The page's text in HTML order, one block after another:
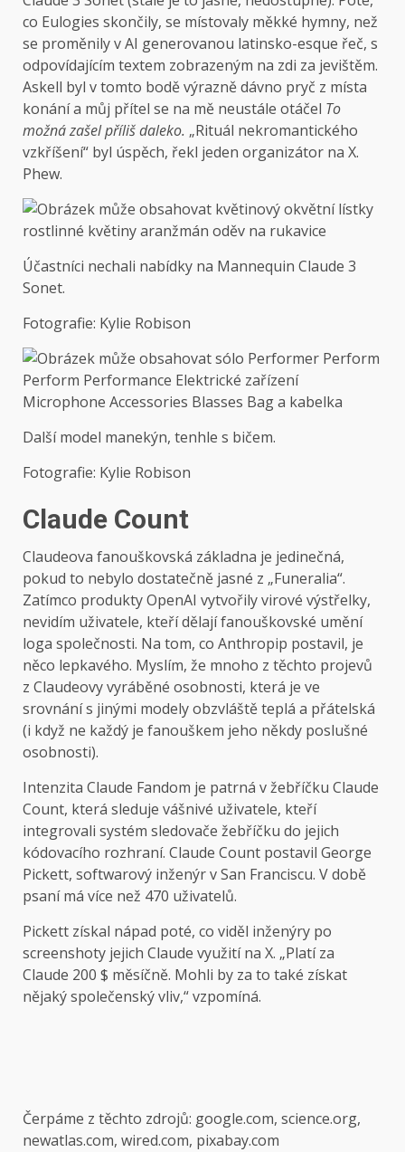
co Eulogies skončily, se místovaly měkké hymny, než
se proměnily v AI generovanou latinsko-esque řeč, s
odpovídajícím textem zobrazeným na zdi za jevištěm.
Askell byl v tomto bodě výrazně dávno pryč z místa
konání a můj přítel se na mě neustále otáčel To
možná zašel příliš daleko. „Rituál nekromantického
vzkříšení“ byl úspěch, řekl jeden organizátor na X.
Phew.
Účastníci nechali nabídky na Mannequin Claude 3
Sonet.
Fotografie: Kylie Robison
Další model manekýn, tenhle s bičem.
Fotografie: Kylie Robison
Claude Count
Claudeova fanouškovská základna je jedinečná,
pokud to nebylo dostatečně jasné z „Funeralia“.
Zatímco produkty OpenAI vytvořily virové výstřelky,
nevidím uživatele, kteří dělají fanouškovské umění
loga společnosti. Na tom, co Anthropip postavil, je
něco lepkavého. Myslím, že mnoho z těchto projevů
z Claudeovy vyráběné osobnosti, která je ve
srovnání s jinými modely obzvláště teplá a přátelská
(i když ne každý je fanouškem jeho někdy poslušné
osobnosti).
Intenzita Claude Fandom je patrná v žebříčku Claude
Count, která sleduje vášnivé uživatele, kteří
integrovali systém sledovače žebříčku do jejich
kódovacího rozhraní. Claude Count postavil George
Pickett, softwarový inženýr v San Franciscu. V době
psaní má více než 470 uživatelů.
Pickett získal nápad poté, co viděl inženýry po
screenshoty jejich Claude využití na X. „Platí za
Claude 200 $ měsíčně. Mohli by za to také získat
nějaký společenský vliv,“ vzpomíná.
Čerpáme z těchto zdrojů: google.com, science.org,
newatlas.com, wired.com, pixabay.com